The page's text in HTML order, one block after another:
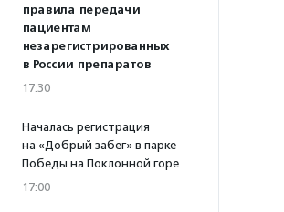
правила передачи
пациентам
незарегистрированных
в России препаратов
17:30
Началась регистрация
на «Добрый забег» в парке
Победы на Поклонной горе
17:00